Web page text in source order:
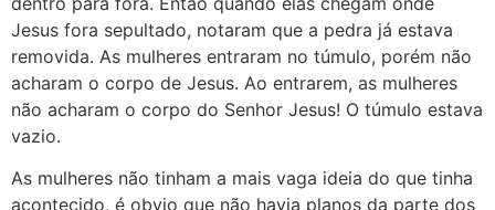
Jesus fora sepultado, notaram que a pedra já estava
removida. As mulheres entraram no túmulo, porém não
acharam o corpo de Jesus. Ao entrarem, as mulheres
não acharam o corpo do Senhor Jesus! O túmulo estava
vazio.
As mulheres não tinham a mais vaga ideia do que tinha
acontecido, é obvio que não havia planos da parte dos